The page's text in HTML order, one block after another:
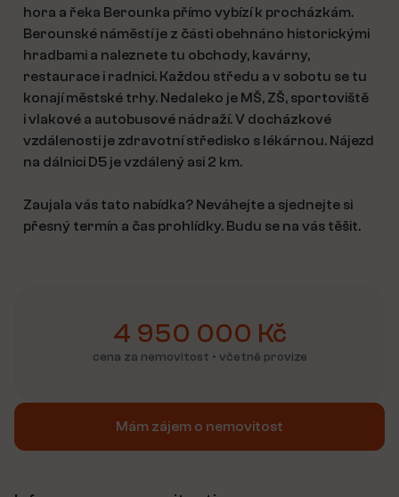
hora a řeka Berounka přímo vybízí k procházkám.
Berounské náměstí je z části obehnáno historickými
hradbami a naleznete tu obchody, kavárny,
restaurace i radnici. Každou středu a v sobotu se tu
konají městské trhy. Nedaleko je MŠ, ZŠ, sportoviště
i vlakové a autobusové nádraží. V docházkové
vzdálenosti je zdravotní středisko s lékárnou. Nájezd
na dálnici D5 je vzdálený asi 2 km.
Zaujala vás tato nabídka? Neváhejte a sjednejte si
přesný termín a čas prohlídky. Budu se na vás těšit.
4 950 000 Kč
cena za nemovitost • včetně provize
Mám zájem o nemovitost